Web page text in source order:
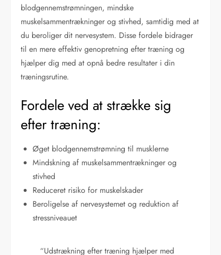
blodgennemstrømningen, mindske
muskelsammentrækninger og stivhed, samtidig med at
du beroliger dit nervesystem. Disse fordele bidrager
til en mere effektiv genopretning efter træning og
hjælper dig med at opnå bedre resultater i din
træningsrutine.
Fordele ved at strække sig
efter træning:
Øget blodgennemstrømning til musklerne
Mindskning af muskelsammentrækninger og
stivhed
Reduceret risiko for muskelskader
Beroligelse af nervesystemet og reduktion af
stressniveauet
“Udstrækning efter træning hjælper med